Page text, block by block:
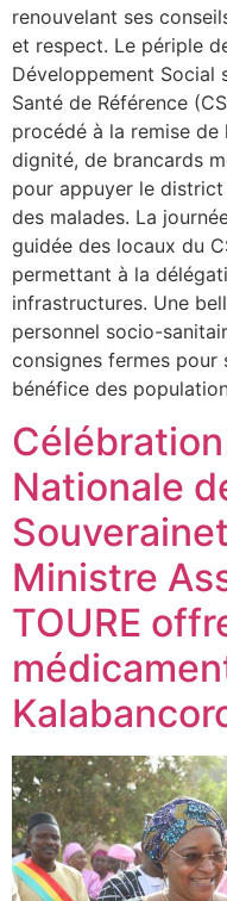
renouvelant ses
et respect. Le périple
Développement Social
Santé de Référence
procédé à la remise de
dignité, de brancards
pour appuyer le
des malades. La
guidée des locaux du
permettant à la
infrastructures. Une
personnel socio-
consignes fermes
bénéfice des
Nationale
Ministre
TOURE